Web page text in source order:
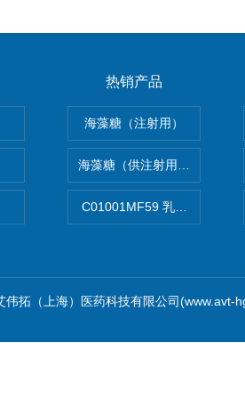
热销产品
海藻糖（注射用）
海藻糖（供注射用）（无菌）
C01001MF59 乳佐剂
拓（上海）医药科技有限公司(www.avt-